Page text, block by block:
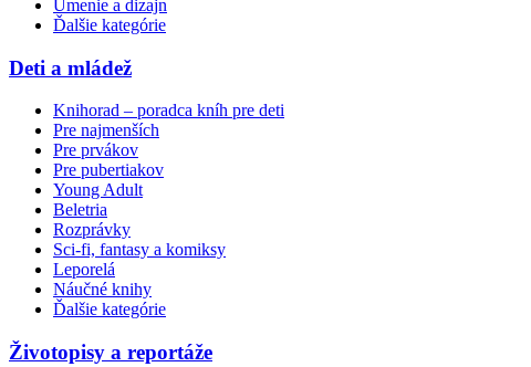
Umenie a dizajn
Ďalšie kategórie
Deti a mládež
Knihorad – poradca kníh pre deti
Pre najmenších
Pre prvákov
Pre pubertiakov
Young Adult
Beletria
Rozprávky
Sci-fi, fantasy a komiksy
Leporelá
Náučné knihy
Ďalšie kategórie
Životopisy a reportáže